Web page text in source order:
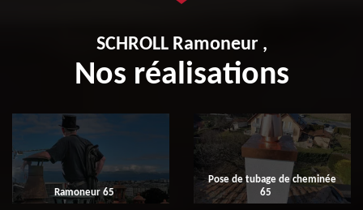
SCHROLL Ramoneur ,
Nos réalisations
Ramoneur 65
Pose de tubage de cheminée
65